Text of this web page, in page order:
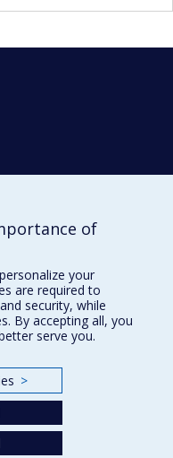
of
your
are required to
security, while
By accepting all, you
serve you.
>